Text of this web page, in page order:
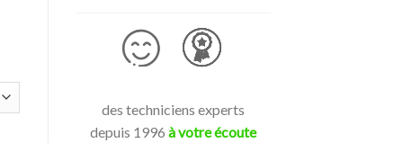
des techniciens experts
depuis 1996 à votre écoute